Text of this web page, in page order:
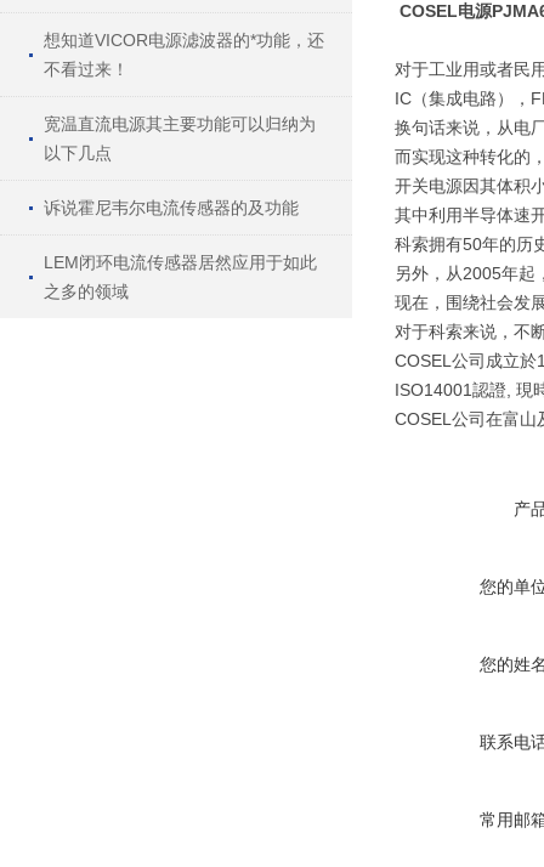
想知道VICOR电源滤波器的*功能，还
不看过来！
宽温直流电源其主要功能可以归纳为
以下几点
诉说霍尼韦尔电流传感器的及功能
LEM闭环电流传感器居然应用于如此
之多的领域
COSEL电源
对于工业用或者民
IC（集成电路），
换句话来说，从电
而实现这种转化的
开关电源因其体积
其中利用半导体速
科索拥有50年的历
另外，从2005年起
现在，围绕社会发
对于科索来说，不
COSEL公司成立
ISO14001認證, 現
COSEL公司在富
产
您的单
您的姓
联系电
常用邮